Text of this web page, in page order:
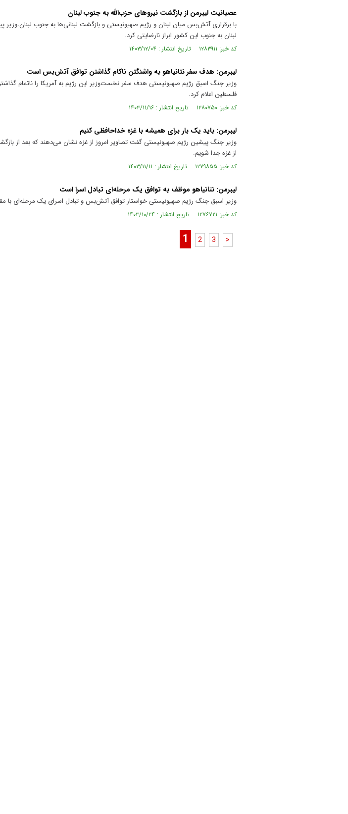
عصبانیت لیبرمن از بازگشت نیروهای حزب‌الله به جنوب لبنان
با برقراری آتش‌بس میان لبنان و رژیم صهیونیستی و بازگشت لبنانی‌ها به جنوب
لبنان به جنوب این کشور ابراز نارضایتی کرد.
کد خبر: ۱۲۸۳۹۱۱ تاریخ انتشار : ۱۴۰۳/۱۲/۰۴
لیبرمن: هدف سفر نتانیاهو به واشنگتن ناکام گذاشتن توافق آتش‌بس است
وزیر جنگ اسبق رژیم صهیونیستی هدف سفر نخست‌وزیر این رژیم به آمریکا را ناتمام
فلسطین اعلام کرد.
کد خبر: ۱۲۸۰۷۵۰ تاریخ انتشار : ۱۴۰۳/۱۱/۱۶
لیبرمن: باید یک بار برای همیشه با غزه خداحافظی کنیم
وزیر جنگ پیشین رژیم صهیونیستی گفت تصاویر امروز از غزه نشان می‌دهند که بعد از
از غزه جدا شویم.
کد خبر: ۱۲۷۹۸۵۵ تاریخ انتشار : ۱۴۰۳/۱۱/۱۱
لیبرمن: نتانیاهو موظف به توافق یک مرحله‌ای تبادل اسرا است
وزیر اسبق جنگ رژیم صهیونیستی خواستار توافق آتش‌بس و تبادل اسرای یک مرحله‌ای با
کد خبر: ۱۲۷۶۷۲۱ تاریخ انتشار : ۱۴۰۳/۱۰/۲۴
1 2 3 >